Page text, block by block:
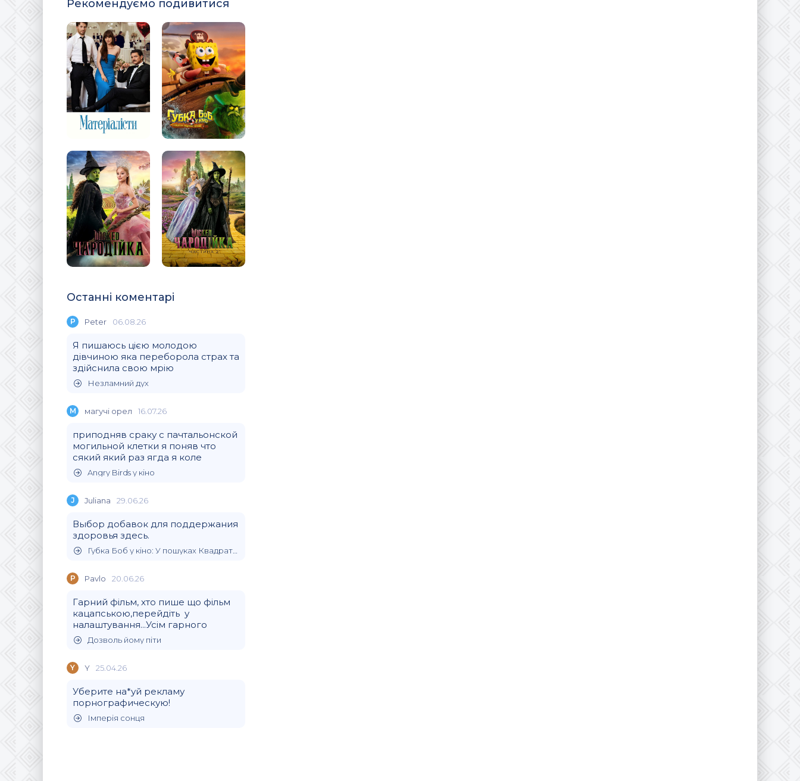
Рекомендуємо подивитися
Останні коментарі
P Peter 06.08.26
Я пишаюсь цією молодою
дівчиною яка переборола страх та
здійснила свою мрію
Незламний дух
М магучi орел 16.07.26
приподняв сраку с пачтальонской
могильной клетки я поняв что
сякий який раз ягда я коле
Angry Birds у кіно
J Juliana 29.06.26
Выбор добавок для поддержания
здоровья здесь.
Губка Боб у кіно: У пошуках Квадратних Штанів
P Pavlo 20.06.26
Гарний фільм, хто пише що фільм
кацапською,перейдіть у
налаштування...Усім гарного
Дозволь йому піти
Y Y 25.04.26
Уберите на*уй рекламу
порнографическую!
Імперія сонця